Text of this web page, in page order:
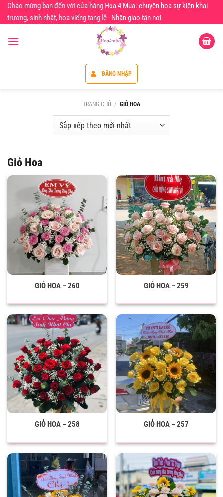
Chuyển
đến
dung
Chào mừng bạn đến với cửa hàng Hoa 4 Mùa: chuyên hoa sự kiện khai
trương, sinh nhật, hoa viếng tang lễ - Nhận giao tận nơi
ĐĂNG NHẬP
TRANG CHỦ / GIỎ HOA
Giỏ Hoa
GIỎ HOA – 260 GIỎ HOA – 259
GIỎ HOA – 258 GIỎ HOA – 257